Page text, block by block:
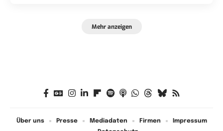
Mehr anzeigen
Über uns Presse Mediadaten Firmen
Impressum